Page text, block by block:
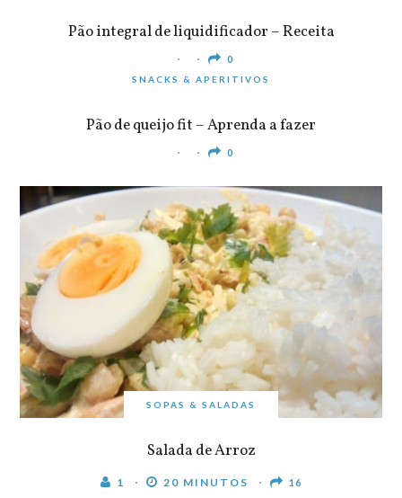
Pão integral de liquidificador – Receita
0
SNACKS & APERITIVOS
Pão de queijo fit – Aprenda a fazer
0
SOPAS & SALADAS
Salada de Arroz
1 20 MINUTOS 16